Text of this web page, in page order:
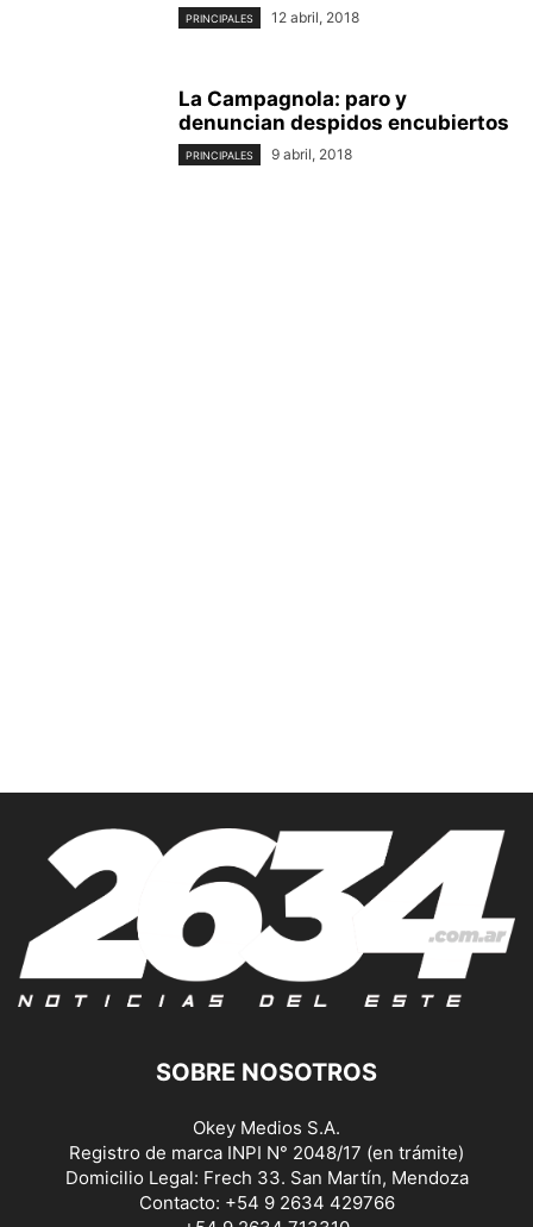
PRINCIPALES 12 abril, 2018
La Campagnola: paro y
denuncian despidos encubiertos
PRINCIPALES 9 abril, 2018
SOBRE NOSOTROS
Okey Medios S.A.
Registro de marca INPI N° 2048/17 (en trámite)
Domicilio Legal: Frech 33. San Martín, Mendoza
Contacto: +54 9 2634 429766